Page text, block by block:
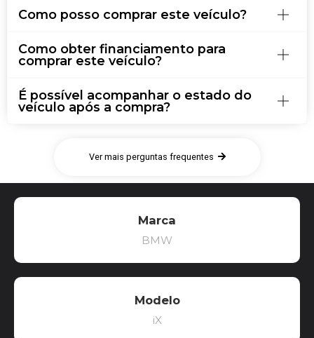
Como posso comprar este veículo?
Como obter financiamento para
comprar este veículo?
É possível acompanhar o estado do
veículo após a compra?
Ver mais perguntas frequentes
Marca
BMW
Modelo
iX